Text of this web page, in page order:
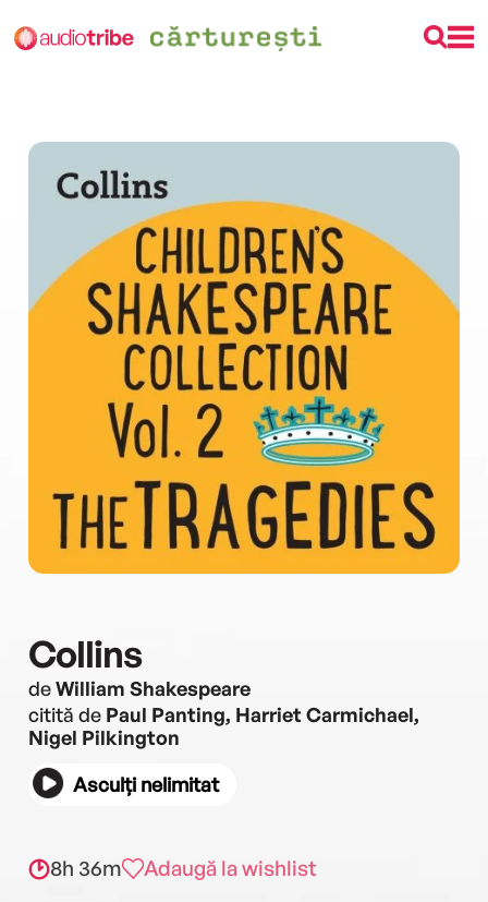
Collins
deWilliam Shakespeare
citită de Paul Panting, Harriet Carmichael,
Nigel Pilkington
Asculți nelimitat
8h 36m Adaugă la wishlist